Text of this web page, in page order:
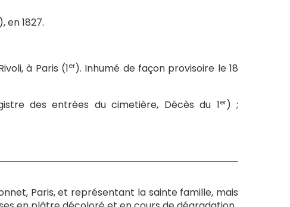
en 1827.
à Paris (1er). Inhumé de façon provisoire le 18
des entrées du cimetière, Décès du 1er) ;
Paris, et représentant la sainte famille, mais